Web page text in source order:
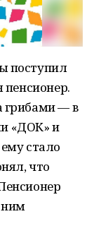
поступил
пенсионер.
грибами — в
«ДОК» и
стало
что
ним